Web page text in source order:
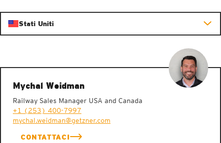
Stati Uniti
Mychal Weidman
Railway Sales Manager USA and Canada
+1 (253) 400-7997
mychal.weidman@getzner.com
CONTATTACI